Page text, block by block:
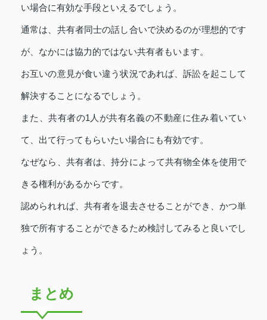
い場合に有効な手段といえるでしょう。
通常は、共有者同士の話し合いで決めるのが理想的です
が、なかには協力的ではない共有者もいます。
お互いの意見が食い違う状況であれば、訴訟を起こして
解決することになるでしょう。
また、共有者の1人が共有名義の不動産に住み着いてい
て、出て行ってもらいたい場合にも有効です。
なぜなら、共有者は、持分によって共有物全体を使用で
きる権利があるからです。
認められれば、共有者を退去させることができ、かつ単
独で所有することができるため検討してみると良いでし
ょう。
まとめ